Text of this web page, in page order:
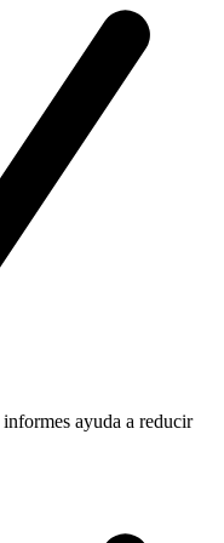
ayuda a reducir